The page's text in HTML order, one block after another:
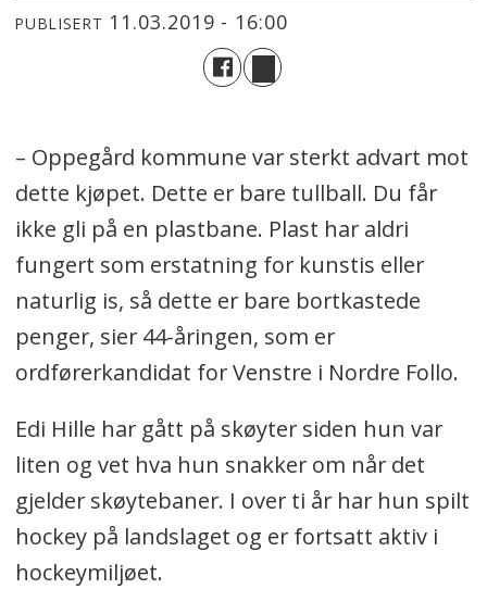
PUBLISERT 11.03.2019 - 16:00
– Oppegård kommune var sterkt advart mot
dette kjøpet. Dette er bare tullball. Du får
ikke gli på en plastbane. Plast har aldri
fungert som erstatning for kunstis eller
naturlig is, så dette er bare bortkastede
penger, sier 44-åringen, som er
ordførerkandidat for Venstre i Nordre Follo.
Edi Hille har gått på skøyter siden hun var
liten og vet hva hun snakker om når det
gjelder skøytebaner. I over ti år har hun spilt
hockey på landslaget og er fortsatt aktiv i
hockeymiljøet.